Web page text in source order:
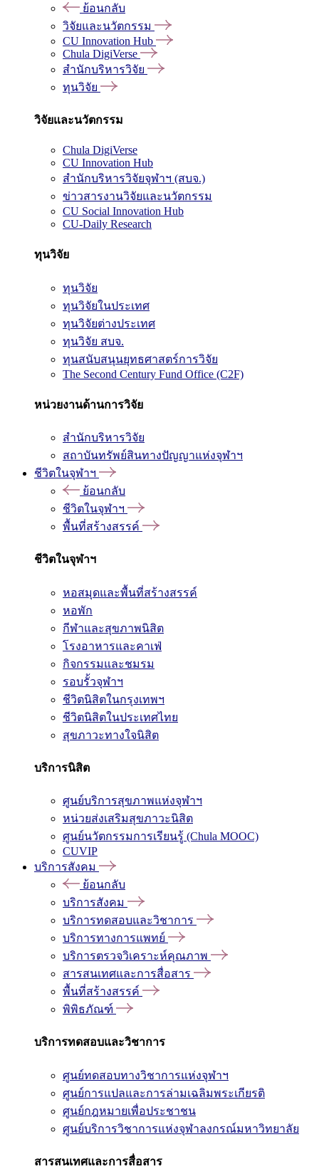
ย้อนกลับ
วิจัยและนวัตกรรม
CU Innovation Hub
Chula DigiVerse
สำนักบริหารวิจัย
ทุนวิจัย
วิจัยและนวัตกรรม
Chula DigiVerse
CU Innovation Hub
สำนักบริหารวิจัยจุฬาฯ (สบจ.)
ข่าวสารงานวิจัยและนวัตกรรม
CU Social Innovation Hub
CU-Daily Research
ทุนวิจัย
ทุนวิจัย
ทุนวิจัยในประเทศ
ทุนวิจัยต่างประเทศ
ทุนวิจัย สบจ.
ทุนสนับสนุนยุทธศาสตร์การวิจัย
The Second Century Fund Office (C2F)
หน่วยงานด้านการวิจัย
สำนักบริหารวิจัย
สถาบันทรัพย์สินทางปัญญาแห่งจุฬาฯ
ชีวิตในจุฬาฯ
ย้อนกลับ
ชีวิตในจุฬาฯ
พื้นที่สร้างสรรค์
ชีวิตในจุฬาฯ
หอสมุดและพื้นที่สร้างสรรค์
หอพัก
กีฬาและสุขภาพนิสิต
โรงอาหารและคาเฟ่
กิจกรรมและชมรม
รอบรั้วจุฬาฯ
ชีวิตนิสิตในกรุงเทพฯ
ชีวิตนิสิตในประเทศไทย
สุขภาวะทางใจนิสิต
บริการนิสิต
ศูนย์บริการสุขภาพแห่งจุฬาฯ
หน่วยส่งเสริมสุขภาวะนิสิต
ศูนย์นวัตกรรมการเรียนรู้ (Chula MOOC)
CUVIP
บริการสังคม
ย้อนกลับ
บริการสังคม
บริการทดสอบและวิชาการ
บริการทางการแพทย์
บริการตรวจวิเคราะห์คุณภาพ
สารสนเทศและการสื่อสาร
พื้นที่สร้างสรรค์
พิพิธภัณฑ์
บริการทดสอบและวิชาการ
ศูนย์ทดสอบทางวิชาการแห่งจุฬาฯ
ศูนย์การแปลและการล่ามเฉลิมพระเกียรติ
ศูนย์กฎหมายเพื่อประชาชน
ศูนย์บริการวิชาการแห่งจุฬาลงกรณ์มหาวิทยาลัย
สารสนเทศและการสื่อสาร